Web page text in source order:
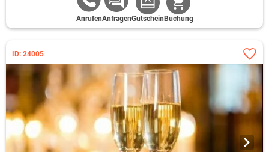
AnrufenAnfragenGutschein Buchung
ID: 24005